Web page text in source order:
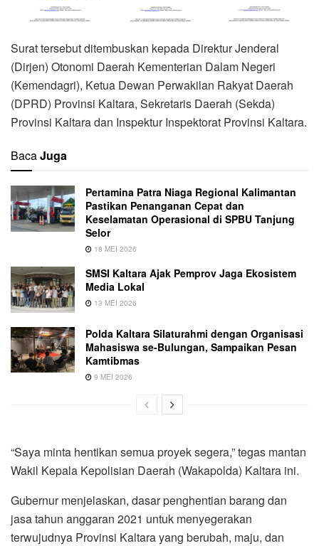
Surat tersebut ditembuskan kepada Direktur Jenderal
(Dirjen) Otonomi Daerah Kementerian Dalam Negeri
(Kemendagri), Ketua Dewan Perwakilan Rakyat Daerah
(DPRD) Provinsi Kaltara, Sekretaris Daerah (Sekda)
Provinsi Kaltara dan Inspektur Inspektorat Provinsi Kaltara.
BacaJuga
Pertamina Patra Niaga Regional Kalimantan
Pastikan Penanganan Cepat dan
Keselamatan Operasional di SPBU Tanjung
Selor
18 MEI 2026
SMSI Kaltara Ajak Pemprov Jaga Ekosistem
Media Lokal
13 MEI 2026
Polda Kaltara Silaturahmi dengan Organisasi
Mahasiswa se-Bulungan, Sampaikan Pesan
Kamtibmas
9 MEI 2026
“Saya minta hentikan semua proyek segera,” tegas mantan
Wakil Kepala Kepolisian Daerah (Wakapolda) Kaltara ini.
Gubernur menjelaskan, dasar penghentian barang dan
jasa tahun anggaran 2021 untuk menyegerakan
terwujudnya Provinsi Kaltara yang berubah, maju, dan